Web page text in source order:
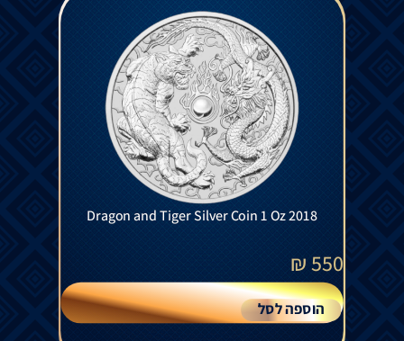
Dragon and Tiger Silver Coin 1 Oz 2018
550
₪
הוספה לסל